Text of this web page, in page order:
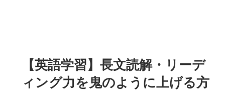
【英語学習】長文読解・リーデ
ィング力を鬼のように上げる方